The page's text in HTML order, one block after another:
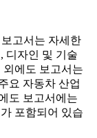
고서는 자세한
디자인 및 기술
에도 보고서는
요 자동차 산업
도 보고서에는
포함되어 있습